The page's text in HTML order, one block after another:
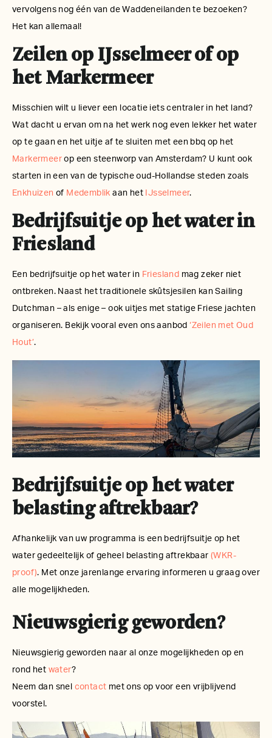
vervolgens nog één van de Waddeneilanden te bezoeken?
Het kan allemaal!
Zeilen op IJsselmeer of op
het Markermeer
Misschien wilt u liever een locatie iets centraler in het land?
Wat dacht u ervan om na het werk nog even lekker het water
op te gaan en het uitje af te sluiten met een bbq op het
Markermeer op een steenworp van Amsterdam? U kunt ook
starten in een van de typische oud-Hollandse steden zoals
Enkhuizen of Medemblik aan het IJsselmeer.
Bedrijfsuitje op het water in
Friesland
Een bedrijfsuitje op het water in Friesland mag zeker niet
ontbreken. Naast het traditionele skûtsjesilen kan Sailing
Dutchman – als enige – ook uitjes met statige Friese jachten
organiseren. Bekijk vooral even ons aanbod‘Zeilen met Oud
Hout’.
Bedrijfsuitje op het water
belasting aftrekbaar?
Afhankelijk van uw programma is een bedrijfsuitje op het
water gedeeltelijk of geheel belasting aftrekbaar (WKR-
proof). Met onze jarenlange ervaring informeren u graag over
alle mogelijkheden.
Nieuwsgierig geworden?
Nieuwsgierig geworden naar al onze mogelijkheden op en
rond het water?
Neem dan snel contact met ons op voor een vrijblijvend
voorstel.